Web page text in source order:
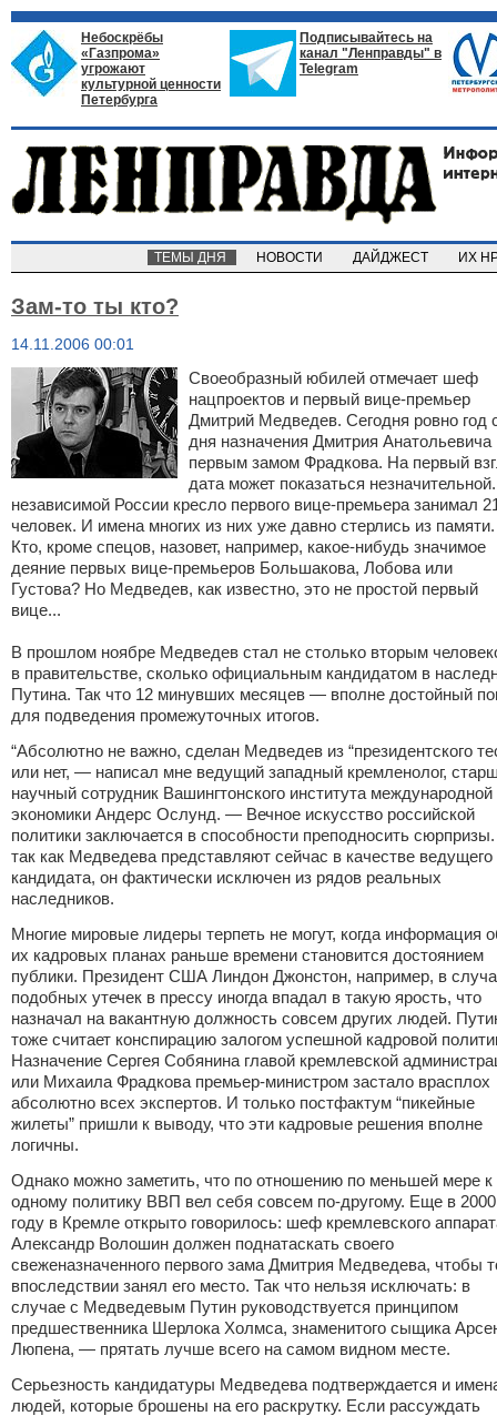
Небоскрёбы
«Газпрома»
угрожают
культурной ценности
Петербурга
Подписывайтесь на
канал "Ленправды" в
Telegram
ТЕМЫ ДНЯ НОВОСТИ ДАЙДЖЕСТ ИХ
Зам-то ты кто?
14.11.2006 00:01
Своеобразный юбилей отмечает шеф
нацпроектов и первый вице-премьер
Дмитрий Медведев. Сегодня ровно год
дня назначения Дмитрия Анатольевича
первым замом Фрадкова. На первый
дата может показаться
независимой России кресло первого вице-премьера занимал
человек. И имена многих из них уже давно стерлись из памяти.
Кто, кроме спецов, назовет, например, какое-нибудь значимое
деяние первых вице-премьеров Большакова, Лобова или
Густова? Но Медведев, как известно, это не простой первый
вице...
В прошлом ноябре Медведев стал не столько вторым
в правительстве, сколько официальным кандидатом в
Путина. Так что 12 минувших месяцев — вполне достойный
для подведения промежуточных итогов.
“Абсолютно не важно, сделан Медведев из “президентского
или нет, — написал мне ведущий западный кремленолог,
научный сотрудник Вашингтонского института международной
экономики Андерс Ослунд. — Вечное искусство российской
политики заключается в способности преподносить
так как Медведева представляют сейчас в качестве ведущего
кандидата, он фактически исключен из рядов реальных
наследников.
Многие мировые лидеры терпеть не могут, когда информация
их кадровых планах раньше времени становится достоянием
публики. Президент США Линдон Джонстон, например, в
подобных утечек в прессу иногда впадал в такую ярость, что
назначал на вакантную должность совсем других людей.
тоже считает конспирацию залогом успешной кадровой
Назначение Сергея Собянина главой кремлевской
или Михаила Фрадкова премьер-министром застало врасплох
абсолютно всех экспертов. И только постфактум “пикейные
жилеты” пришли к выводу, что эти кадровые решения вполне
логичны.
Однако можно заметить, что по отношению по меньшей мере к
одному политику ВВП вел себя совсем по-другому. Еще в 2000
году в Кремле открыто говорилось: шеф кремлевского
Александр Волошин должен поднатаскать своего
свеженазначенного первого зама Дмитрия Медведева, чтобы
впоследствии занял его место. Так что нельзя исключать: в
случае с Медведевым Путин руководствуется принципом
предшественника Шерлока Холмса, знаменитого сыщика
Люпена, — прятать лучше всего на самом видном месте.
Серьезность кандидатуры Медведева подтверждается и
людей, которые брошены на его раскрутку. Если рассуждать